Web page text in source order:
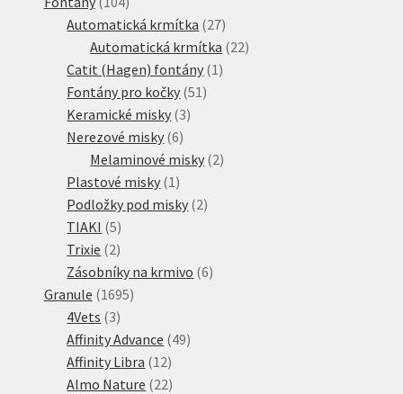
produktů
Automatická krmítka 2727
produktů
Automatická krmítka 2222
Catit (Hagen) fontány 1 1
Fontány pro kočky 51 51
Keramické misky 33
Nerezové misky 66
produktů
Melaminové misky 22
Plastové misky 1 1
produkt
Podložky pod misky 22
TIAKI 55
produktů
Trixie 22
produkty
Zásobníky na krmivo 66
Granule 16951695
4Vets 33
produkty
Affinity Advance 4949
Affinity Libra 1212
produktů
Almo Nature 2222